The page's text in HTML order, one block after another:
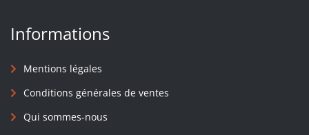
Informations
Mentions légales
Conditions générales de ventes
Qui sommes-nous